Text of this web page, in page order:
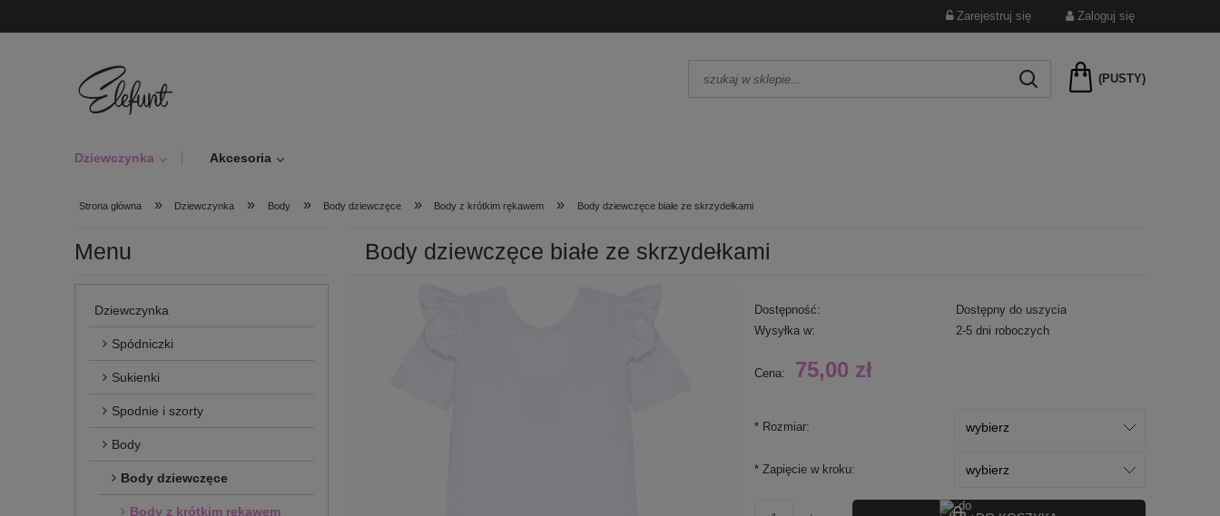
Zarejestruj się Zaloguj się
(PUSTY)
Dziewczynka Akcesoria
Strona główna » Dziewczynka » Body » Body dziewczęce » Body z krótkim rękawem » Body dziewczęce białe ze skrzydełkami
Menu
Dziewczynka
Spódniczki
Sukienki
Spodnie i szorty
Body
Body dziewczęce
Body z krótkim rękawem
Body dziewczęce białe ze skrzydełkami
Dostępność:
Dostępny do uszycia
Wysyłka w:
2-5 dni roboczych
Cena: 75,00 zł
* Rozmiar:
* Zapięcie w kroku: